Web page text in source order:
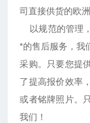
司直接供货的欧
以规范的管理
*的售后服务，我
采购。只要您提
了提高报价效率
或者铭牌照片。
我们！